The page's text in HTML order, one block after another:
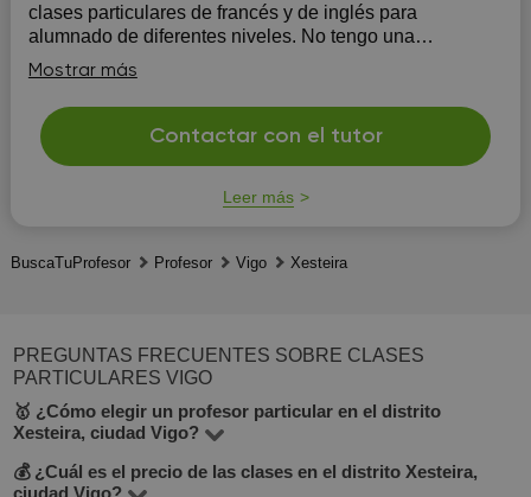
clases particulares de francés y de inglés para
alumnado de diferentes niveles. No tengo una
metodología per se pero sí que cabe mencionar que me
gusta hacer las clases l...
Mostrar más
Contactar con el tutor
Leer más
BuscaTuProfesor Profesor Vigo Xesteira
PREGUNTAS FRECUENTES SOBRE CLASES
PARTICULARES VIGO
🥇 ¿Cómo elegir un profesor particular en el distrito
Xesteira, ciudad Vigo?
En BuscaTuProfesor puedes encontrar 6 profesores en
💰 ¿Cuál es el precio de las clases en el distrito Xesteira,
ciudad Vigo?